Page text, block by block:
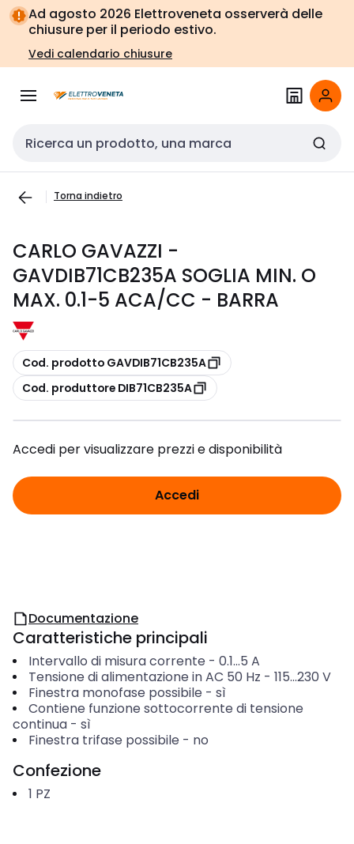
Vai alla
navigazione
Vai
alla
pagina
Ad agosto 2026 Elettroveneta osserverà delle
chiusure per il periodo estivo.
Vedi calendario chiusure
Cerca input
Torna indietro
CARLO GAVAZZI -
GAVDIB71CB235A SOGLIA MIN. O
MAX. 0.1-5 ACA/CC - BARRA
copia
Cod. prodotto GAVDIB71CB235A
copia
Cod. produttore DIB71CB235A
Accedi per visualizzare prezzi e disponibilità
Accedi
Documentazione
Caratteristiche principali
Intervallo di misura corrente - 0.1...5 A
Tensione di alimentazione in AC 50 Hz - 115...230 V
Finestra monofase possibile - sì
Contiene funzione sottocorrente di tensione
continua - sì
Finestra trifase possibile - no
Confezione
1 PZ